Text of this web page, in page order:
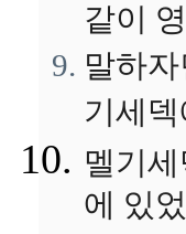
같이
말하
기세
멜기세
에 있